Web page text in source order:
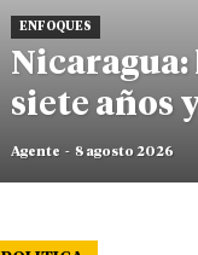
ENFOQUES
Nicaragua:
siete años
Agente - 8 agosto 2026